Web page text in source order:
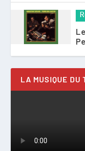
LA MUSIQUE DU